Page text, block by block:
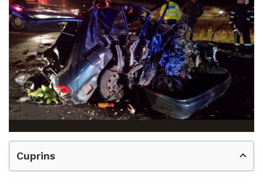
Cuprins